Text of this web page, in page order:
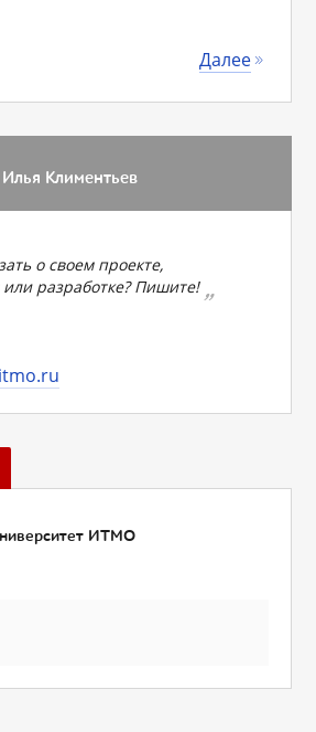
Далее
Илья Климентьев
о своем проекте,
разработке? Пишите!
ИТМО